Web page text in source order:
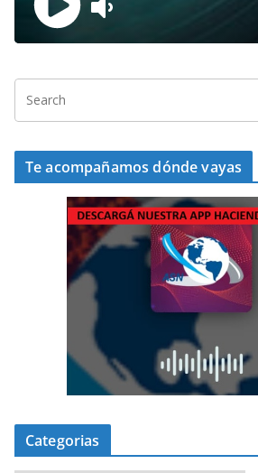
Te acompañamos dónde vayas
Categorias